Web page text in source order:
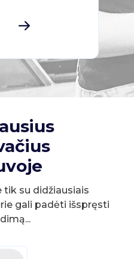
tik su didžiausiais
gali padėti išspręsti